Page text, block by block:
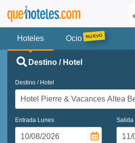
Hoteles Ocio
Destino / Hotel
Destino / Hotel
Entrada Lunes Salida